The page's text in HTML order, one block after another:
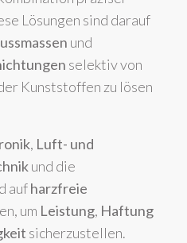
Lösungen sind darauf
und
selektiv von
Kunststoffen zu lösen
, Luft- und
und die
aufharzfreie
um Leistung, Haftung
sicherzustellen.